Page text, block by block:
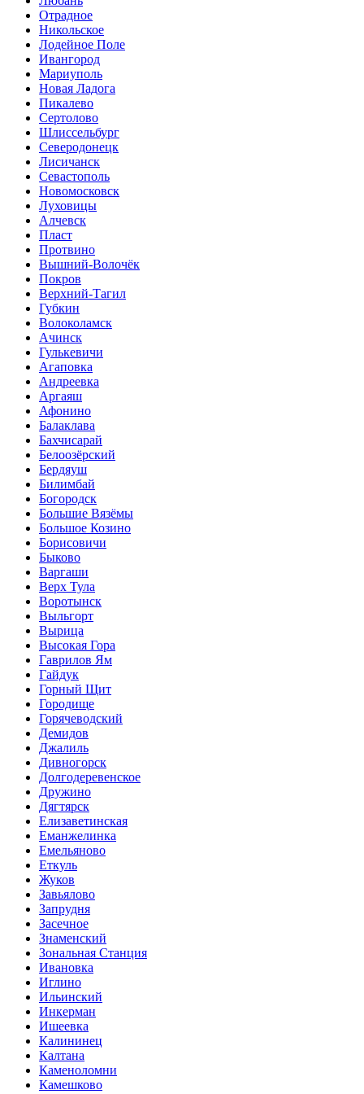
Отрадное
Никольское
Лодейное Поле
Ивангород
Мариуполь
Новая Ладога
Пикалево
Сертолово
Шлиссельбург
Северодонецк
Лисичанск
Севастополь
Новомосковск
Луховицы
Алчевск
Пласт
Протвино
Вышний-Волочёк
Покров
Верхний-Тагил
Губкин
Волоколамск
Ачинск
Гулькевичи
Агаповка
Андреевка
Аргаяш
Афонино
Балаклава
Бахчисарай
Белоозёрский
Бердяуш
Билимбай
Богородск
Большие Вязёмы
Большое Козино
Борисовичи
Быково
Варгаши
Верх Тула
Воротынск
Выльгорт
Вырица
Высокая Гора
Гаврилов Ям
Гайдук
Горный Щит
Городище
Горячеводский
Демидов
Джалиль
Дивногорск
Долгодеревенское
Дружино
Дягтярск
Елизаветинская
Еманжелинка
Емельяново
Еткуль
Жуков
Завьялово
Запрудня
Засечное
Знаменский
Зональная Станция
Ивановка
Иглино
Ильинский
Инкерман
Ишеевка
Калининец
Калтана
Каменоломни
Камешково